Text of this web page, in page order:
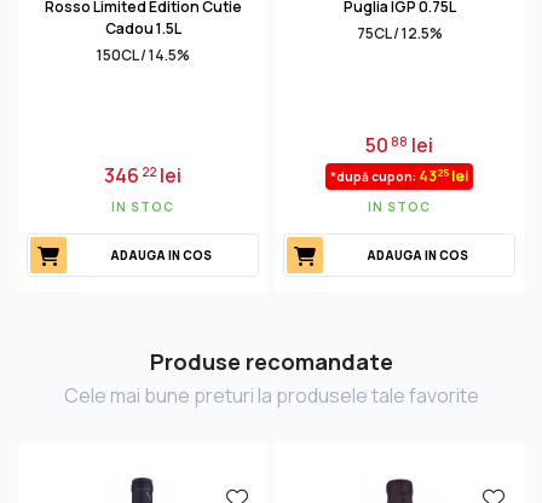
Rosso Limited Edition Cutie
Cadou 1.5L
150CL / 14.5%
346 22 lei
IN STOC
ADAUGA IN COS
Puglia IGP 0.75L
75CL / 12.5%
5088 lei
*după cupon: 4325 lei
IN STOC
ADAUGA IN COS
Produse recomandate
Cele mai bune preturi la produsele tale favorite